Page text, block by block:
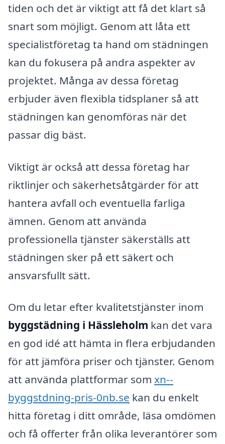
tiden och det är viktigt att få det klart så
snart som möjligt. Genom att låta ett
specialistföretag ta hand om städningen
kan du fokusera på andra aspekter av
projektet. Många av dessa företag
erbjuder även flexibla tidsplaner så att
städningen kan genomföras när det
passar dig bäst.
Viktigt är också att dessa företag har
riktlinjer och säkerhetsåtgärder för att
hantera avfall och eventuella farliga
ämnen. Genom att använda
professionella tjänster säkerställs att
städningen sker på ett säkert och
ansvarsfullt sätt.
Om du letar efter kvalitetstjänster inom
byggstädning i Hässleholm kan det vara
en god idé att hämta in flera erbjudanden
för att jämföra priser och tjänster. Genom
att använda plattformar som xn--
byggstdning-pris-0nb.se kan du enkelt
hitta företag i ditt område, läsa omdömen
och få offerter från olika leverantörer som